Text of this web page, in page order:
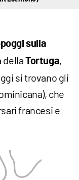
sulla
della Tortuga,
si trovano gli
che
francesi e